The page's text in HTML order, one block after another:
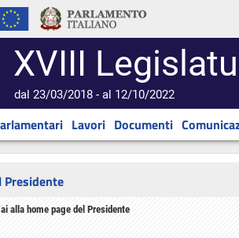
XVIII
dal 23/03/2018 - al 12/10/2022
Lavori Documenti
Presidente
alla home page del Presidente